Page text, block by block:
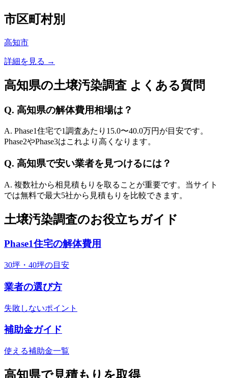
市区町村別
高知市
詳細を見る →
高知県の土壌汚染調査 よくある質問
Q. 高知県の解体費用相場は？
A. Phase1住宅で1調査あたり 15.0〜40.0万円が目安です。
Phase2やPhase3はこれより高くなります。
Q. 高知県で安い業者を見つけるには？
A. 複数社から相見積もりを取ることが重要です。当サイト
では無料で最大5社から見積もりを比較できます。
土壌汚染調査のお役立ちガイド
Phase1住宅の解体費用
30坪・40坪の目安
業者の選び方
失敗しないポイント
補助金ガイド
使える補助金一覧
高知県で見積もりを取得